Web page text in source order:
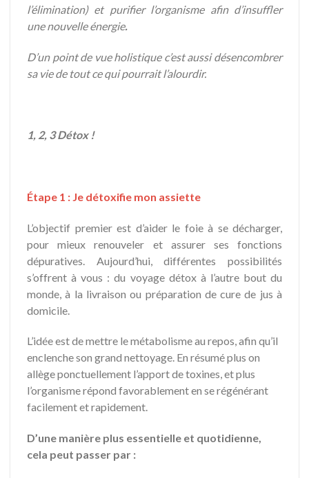
l’élimination) et purifier l’organisme afin d’insuffler
une nouvelle énergie.
D’un point de vue holistique c’est aussi désencombrer
sa vie de tout ce qui pourrait l’alourdir.
1, 2, 3 Détox !
Étape 1 : Je détoxifie mon assiette
L’objectif premier est d’aider le foie à se décharger,
pour mieux renouveler et assurer ses fonctions
dépuratives. Aujourd’hui, différentes possibilités
s’offrent à vous : du voyage détox à l’autre bout du
monde, à la livraison ou préparation de cure de jus à
domicile.
L’idée est de mettre le métabolisme au repos, afin qu’il
enclenche son grand nettoyage. En résumé plus on
allège ponctuellement l’apport de toxines, et plus
l’organisme répond favorablement en se régénérant
facilement et rapidement.
D’une manière plus essentielle et quotidienne,
cela peut passer par :